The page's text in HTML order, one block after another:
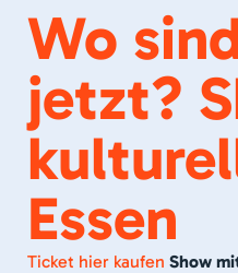
Wo
jetzt?
Essen
Ticket hier kaufen Show